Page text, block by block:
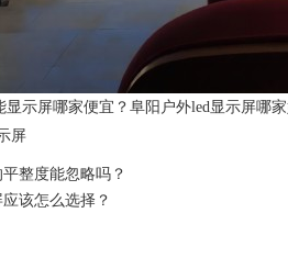
示屏哪家便宜？阜阳户外led显示屏哪
屏
整度能忽略吗？
该怎么选择？